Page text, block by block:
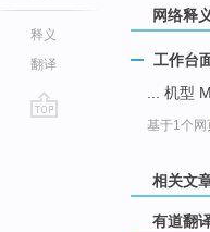
释义
翻译
网络释义
工作台
... 机型
基于1个网
相关文
有道翻